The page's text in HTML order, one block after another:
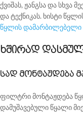
ქვიშას, ჟანგსა და სხვა
და ტექნიკას. ხისტი
წყლის დამარბილებელი
ხშირად
სად მონტაჟდება
ფილტრი მონტაჟდება
დამუშავებული წყალი